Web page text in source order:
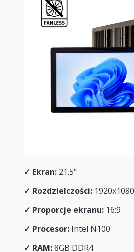
✓ Ekran: 21.5"
✓ Rozdzielczości: 1920x1080
✓ Proporcje ekranu: 16:9
✓ Procesor: Intel N100
✓ RAM:8GB DDR4